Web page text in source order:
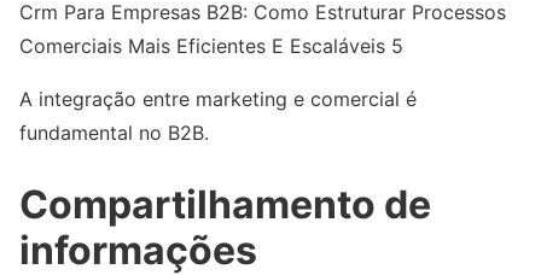
Crm Para Empresas B2B: Como Estruturar Processos
Comerciais Mais Eficientes E Escaláveis 5
A integração entre marketing e comercial é
fundamental no B2B.
Compartilhamento de
informações